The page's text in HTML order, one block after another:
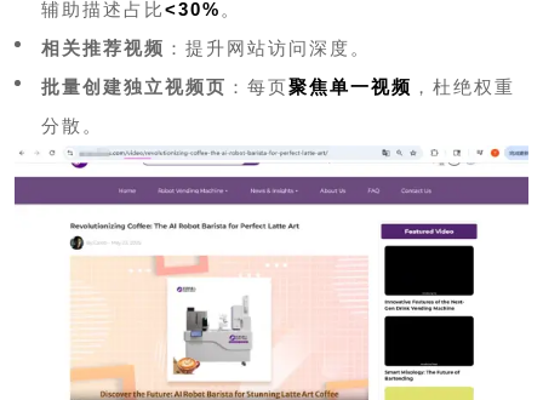
辅助描述占比<30% 。
相关推荐视频 ：提升网站访问深度。
批量创建独立视频页 ：每页聚焦单一视频 ，杜绝权重
分散。